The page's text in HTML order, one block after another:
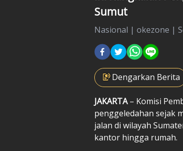
Sumut
Nasional | okezone |
Dengarkan Berita
JAKARTA– Komisi
penggeledahan sejak
jalan di wilayah
kantor hingga rumah.